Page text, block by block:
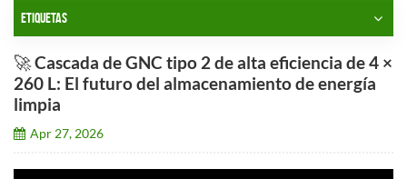
ETIQUETAS
🚀 Cascada de GNC tipo 2 de alta eficiencia de 4 ×
260 L: El futuro del almacenamiento de energía
limpia
Apr 27, 2026